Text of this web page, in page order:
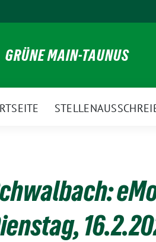
GRÜNE MAIN-TAUNUS